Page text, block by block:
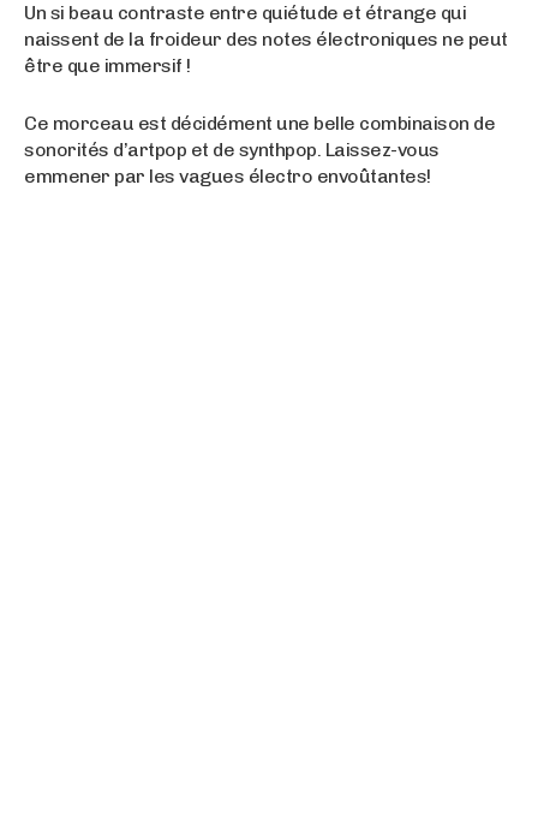
Un si beau contraste entre quiétude et étrange qui
naissent de la froideur des notes électroniques ne peut
être que immersif !
Ce morceau est décidément une belle combinaison de
sonorités d’artpop et de synthpop. Laissez-vous
emmener par les vagues électro envoûtantes!